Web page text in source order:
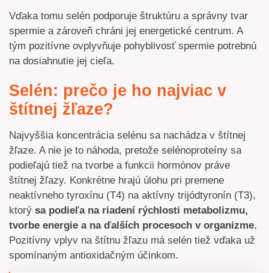
Vďaka tomu selén podporuje štruktúru a správny tvar
spermie a zároveň chráni jej energetické centrum. A
tým pozitívne ovplyvňuje pohyblivosť spermie potrebnú
na dosiahnutie jej cieľa.
Selén: prečo je ho najviac v
štítnej žľaze?
Najvyššia koncentrácia selénu sa nachádza v štítnej
žľaze. A nie je to náhoda, pretože selénoproteíny sa
podieľajú tiež na tvorbe a funkcii hormónov práve
štítnej žľazy. Konkrétne hrajú úlohu pri premene
neaktívneho tyroxínu (T4) na aktívny trijódtyronín (T3),
ktorý sa podieľa na riadení rýchlosti metabolizmu,
tvorbe energie a na ďalších procesoch v organizme.
Pozitívny vplyv na štítnu žľazu má selén tiež vďaka už
spomínaným antioxidačným účinkom.